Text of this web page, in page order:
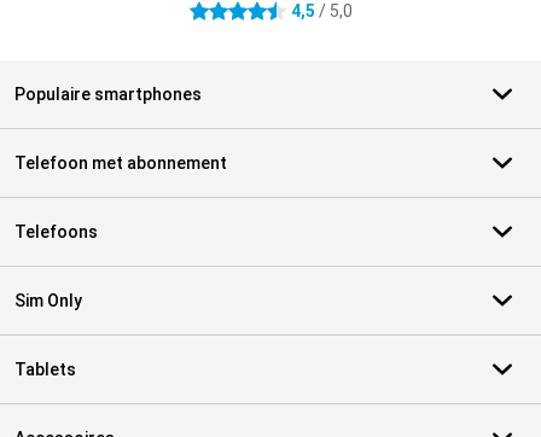
4.5 sterren 4,5 / 5,0
Populaire smartphones
Telefoon met abonnement
Telefoons
Sim Only
Tablets